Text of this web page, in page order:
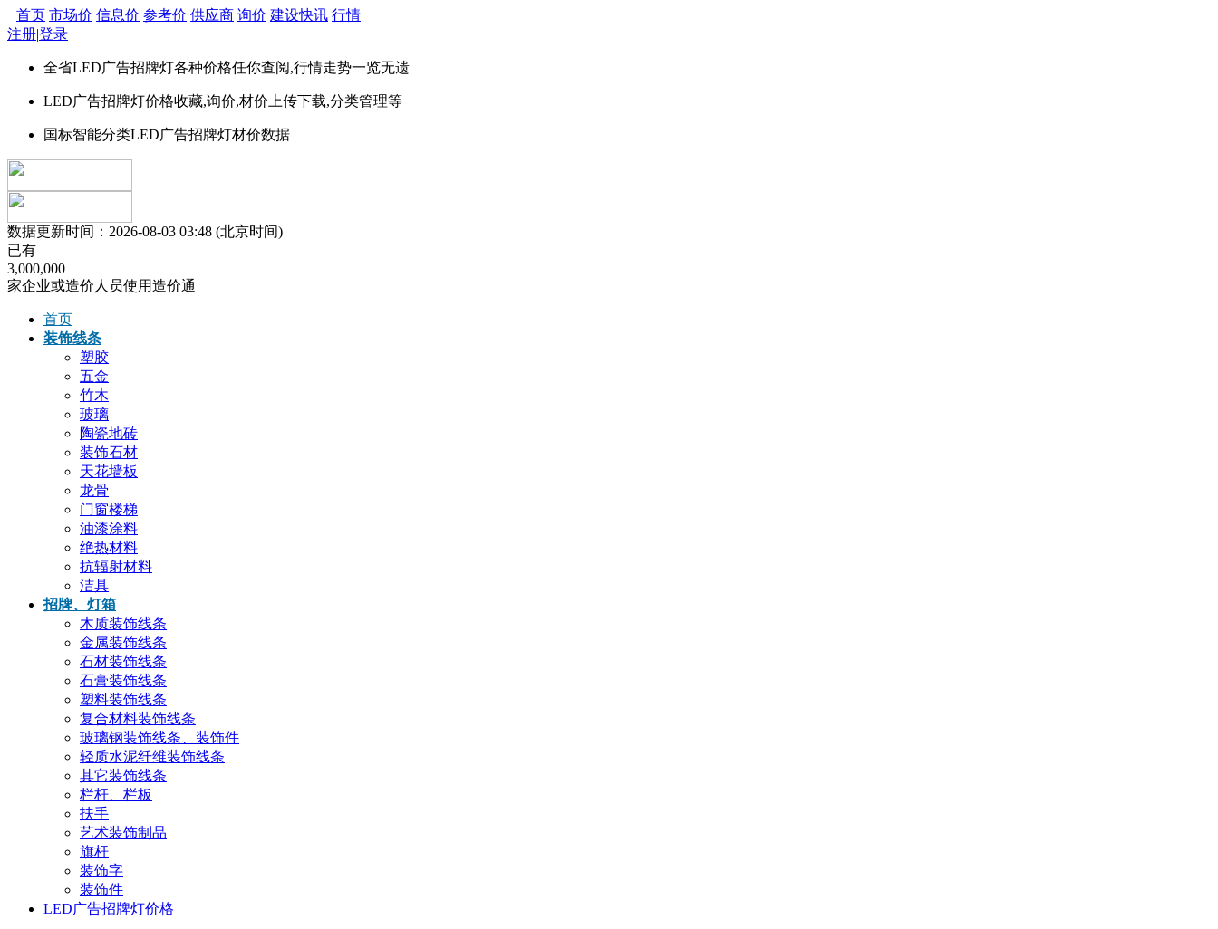
首页 市场价 信息价 参考价 供应商 询价 建设快讯 行情
注册|登录
全省LED广告招牌灯各种价格任你查阅,行情走势一览无遗
LED广告招牌灯价格收藏,询价,材价上传下载,分类管理等
国标智能分类LED广告招牌灯材价数据
数据更新时间：2026-08-03 03:48 (北京时间)
已有
3,000,000
家企业或造价人员使用造价通
首页
装饰线条
塑胶
五金
竹木
玻璃
陶瓷地砖
装饰石材
天花墙板
龙骨
门窗楼梯
油漆涂料
绝热材料
抗辐射材料
洁具
招牌、灯箱
木质装饰线条
金属装饰线条
石材装饰线条
石膏装饰线条
塑料装饰线条
复合材料装饰线条
玻璃钢装饰线条、装饰件
轻质水泥纤维装饰线条
其它装饰线条
栏杆、栏板
扶手
艺术装饰制品
旗杆
装饰字
装饰件
LED广告招牌灯价格